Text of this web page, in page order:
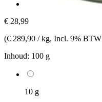
€ 28,99
(€ 289,90 / kg, Incl. 9% BTW
Inhoud: 100 g
10 g